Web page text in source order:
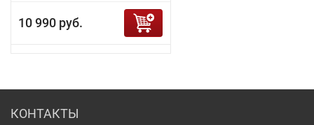
10 990 руб.
КОНТАКТЫ